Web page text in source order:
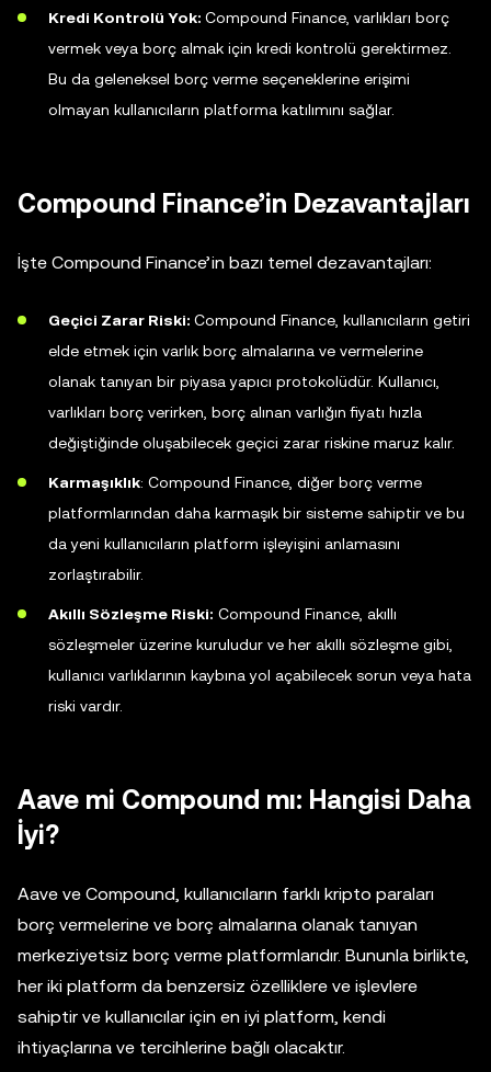
Kredi Kontrolü Yok: Compound Finance, varlıkları borç
vermek veya borç almak için kredi kontrolü gerektirmez.
Bu da geleneksel borç verme seçeneklerine erişimi
olmayan kullanıcıların platforma katılımını sağlar.
Compound Finance’in Dezavantajları
İşte Compound Finance’in bazı temel dezavantajları:
Geçici Zarar Riski: Compound Finance, kullanıcıların getiri
elde etmek için varlık borç almalarına ve vermelerine
olanak tanıyan bir piyasa yapıcı protokolüdür. Kullanıcı,
varlıkları borç verirken, borç alınan varlığın fiyatı hızla
değiştiğinde oluşabilecek geçici zarar riskine maruz kalır.
Karmaşıklık: Compound Finance, diğer borç verme
platformlarından daha karmaşık bir sisteme sahiptir ve bu
da yeni kullanıcıların platform işleyişini anlamasını
zorlaştırabilir.
Akıllı Sözleşme Riski: Compound Finance, akıllı
sözleşmeler üzerine kuruludur ve her akıllı sözleşme gibi,
kullanıcı varlıklarının kaybına yol açabilecek sorun veya hata
riski vardır.
Aave mi Compound mı: Hangisi Daha
İyi?
Aave ve Compound, kullanıcıların farklı kripto paraları
borç vermelerine ve borç almalarına olanak tanıyan
merkeziyetsiz borç verme platformlarıdır. Bununla birlikte,
her iki platform da benzersiz özelliklere ve işlevlere
sahiptir ve kullanıcılar için en iyi platform, kendi
ihtiyaçlarına ve tercihlerine bağlı olacaktır.